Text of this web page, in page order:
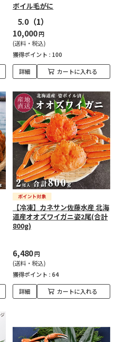
ボイル毛がに
5.0 （1）
10,000円
(送料・税込)
獲得ポイント : 100
詳細 カートに入れる
【冷凍】カネサン佐藤水産 北海
道産オオズワイガニ姿2尾(合計
800g)
6,480円
(送料・税込)
獲得ポイント : 64
詳細 カートに入れる